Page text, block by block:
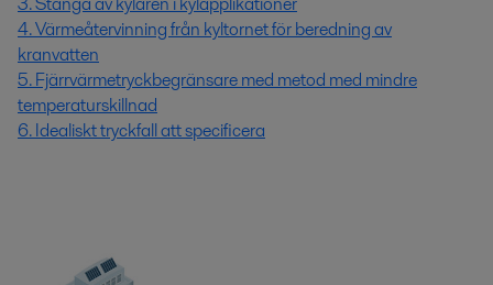
4. Värmeåtervinning från kyltornet för beredning av
kranvatten
5. Fjärrvärmetryckbegränsare med metod med mindre
temperaturskillnad
6. Idealiskt tryckfall att specificera